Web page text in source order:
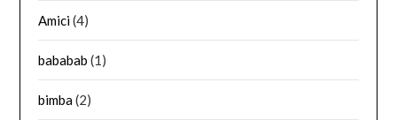
Amici(4)
bababab (1)
bimba(2)